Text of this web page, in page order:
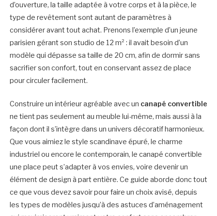
d’ouverture, la taille adaptée à votre corps et à la pièce, le
type de revêtement sont autant de paramètres à
considérer avant tout achat. Prenons l’exemple d’un jeune
parisien gérant son studio de 12 m² : il avait besoin d’un
modèle qui dépasse sa taille de 20 cm, afin de dormir sans
sacrifier son confort, tout en conservant assez de place
pour circuler facilement.
Construire un intérieur agréable avec un canapé convertible
ne tient pas seulement au meuble lui-même, mais aussi à la
façon dont il s’intègre dans un univers décoratif harmonieux.
Que vous aimiez le style scandinave épuré, le charme
industriel ou encore le contemporain, le canapé convertible
une place peut s’adapter à vos envies, voire devenir un
élément de design à part entière. Ce guide aborde donc tout
ce que vous devez savoir pour faire un choix avisé, depuis
les types de modèles jusqu’à des astuces d’aménagement